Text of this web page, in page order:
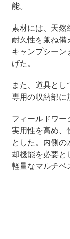
能。
素材には、天然
耐久性を兼ね備
キャンプシーン
げた。
また、道具と
専用の収納部に
フィールドワー
実用性を高め、
とした。内側
却機能を必要と
軽量なマルチベ